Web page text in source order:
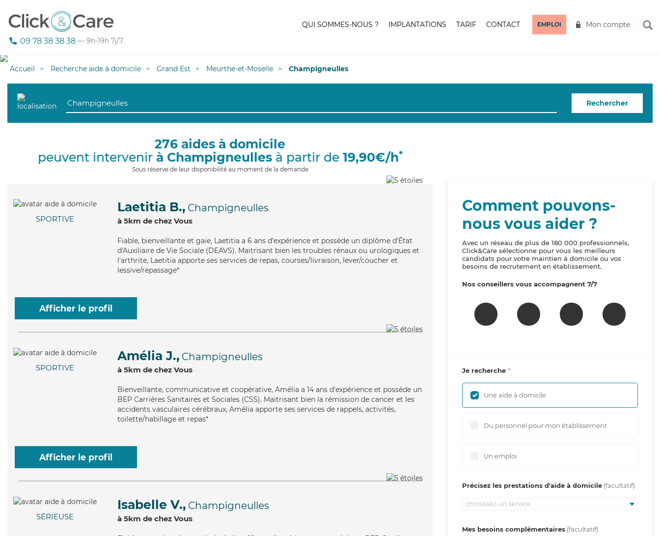
09 78 38 38 38 — 9h-19h 7j/7
QUI SOMMES-NOUS ? IMPLANTATIONS TARIF CONTACT EMPLOI Mon compte
Accueil Recherche aide à domicile Grand Est Meurthe-et-Moselle Champigneulles
Rechercher
276 aides à domicile
peuvent intervenir à Champigneullesà partir de 19,90€/h*
Sous réserve de leur disponibilité au moment de la demande
SPORTIVE
Laetitia B., Champigneulles
à 5km de chez Vous
Fiable, bienveillante et gaie, Laetitia a 6 ans d'expérience et possède un diplôme d'État
d'Auxiliaire de Vie Sociale (DEAVS). Maitrisant bien les troubles rénaux ou urologiques et
l'arthrite, Laetitia apporte ses services de repas, courses/livraison, lever/coucher et
lessive/repassage*
Afficher le profil
SPORTIVE
Amélia J., Champigneulles
à 5km de chez Vous
Bienveillante, communicative et coopérative, Amélia a 14 ans d'expérience et possède un
BEP Carrières Sanitaires et Sociales (CSS). Maitrisant bien la rémission de cancer et les
accidents vasculaires cérébraux, Amélia apporte ses services de rappels, activités,
toilette/habillage et repas*
Afficher le profil
SÉRIEUSE
Isabelle V., Champigneulles
à 5km de chez Vous
Comment pouvons-
nous vous aider ?
Avec un réseau de plus de 180 000 professionnels,
Click&Care sélectionne pour vous les meilleurs
candidats pour votre maintien à domicile ou vos
besoins de recrutement en établissement.
Nos conseillers vous accompagnent 7/7
Je recherche
Une aide à domicile
Du personnel pour mon établissement
Un emploi
Précisez les prestations d'aide à domicile
choisissez un service
Mes besoins complémentaires